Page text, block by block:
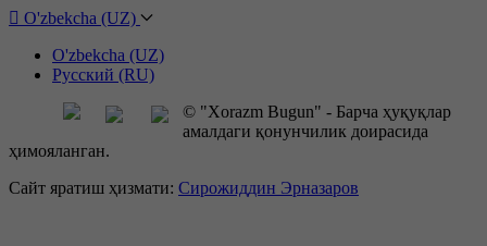
O'zbekcha (UZ)
O'zbekcha (UZ)
Русский (RU)
© "Xorazm Bugun" - Барча ҳуқуқлар
амалдаги қонунчилик доирасида
ҳимояланган.
Сайт яратиш ҳизмати: Сирожиддин Эрназаров